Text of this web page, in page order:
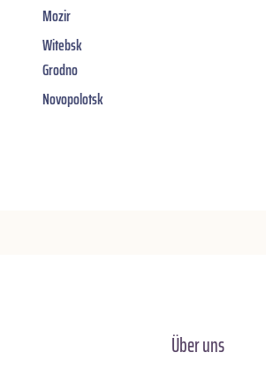
Mozir
Witebsk
Grodno
Novopolotsk
Über uns